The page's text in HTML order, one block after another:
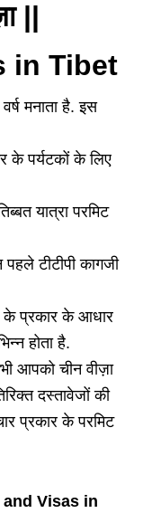
||
in Tibet
मनाता है. इस
के पर्यटकों के लिए
यात्रा परमिट
पहले टीटीपी कागजी
के प्रकार के आधार
होता है.
आपको चीन वीज़ा
दस्तावेजों की
प्रकार के परमिट
and Visas in